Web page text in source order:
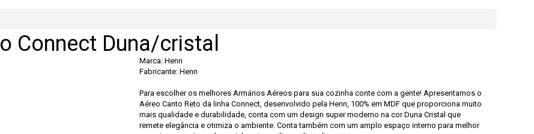
Connect Duna/cristal
Marca: Henn
Fabricante: Henn
Para escolher os melhores Armários Aéreos para sua cozinha conte com a gente! Apresentamos o
Aéreo Canto Reto da linha Connect, desenvolvido pela Henn, 100% em MDF que proporciona muito
mais qualidade e durabilidade, conta com um design super moderno na cor Duna Cristal que
remete elegância e otimiza o ambiente. Conta também com um amplo espaço interno para melhor